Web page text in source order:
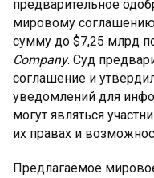
предварительное
мировому
сумму до $7,25 млрд
Company. Суд
соглашение и
уведомлений для
могут являться
их правах и
Предлагаемое